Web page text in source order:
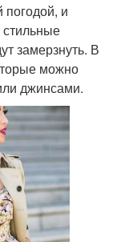
погодой, и
замерзнуть. В
можно
джинсами.